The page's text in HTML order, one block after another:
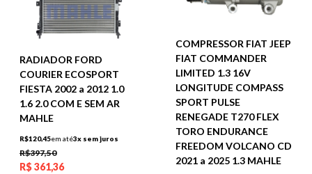
RADIADOR FORD
COURIER ECOSPORT
FIESTA 2002 a 2012 1.0
1.6 2.0 COM E SEM AR
MAHLE
R$120,45em até3x sem juros
R$397,50
R$361,36
COMPRESSOR FIAT JEEP
FIAT COMMANDER
LIMITED 1.3 16V
LONGITUDE COMPASS
SPORT PULSE
RENEGADE T270 FLEX
TORO ENDURANCE
FREEDOM VOLCANO CD
2021 a 2025 1.3 MAHLE